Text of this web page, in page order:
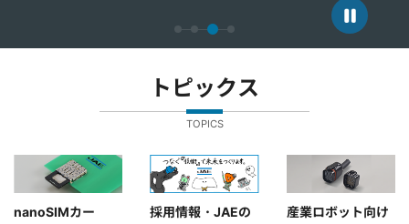
トピックス
TOPICS
nanoSIMカー
採用情報・JAEの
産業ロボット向け